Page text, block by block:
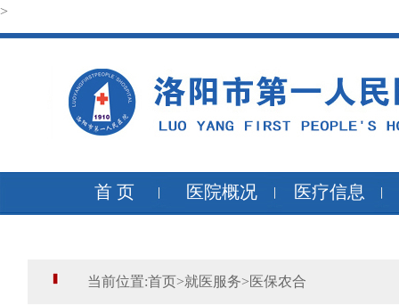
>
首 页 医院概况 医疗信息
当前位置:首页>就医服务>医保农合